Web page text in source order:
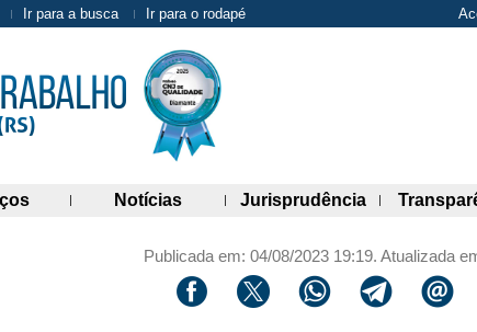
Ir para a busca Ir para o rodapé
links)(abre painel de links)
Notícias(abre painel de links)
Jurisprudência(abre painel
Publicada em: 04/08/2023 19:19. Atualizada
Compartilhar via facebook
Compartilhar via twitter
Compartilhar via
Compartilhar